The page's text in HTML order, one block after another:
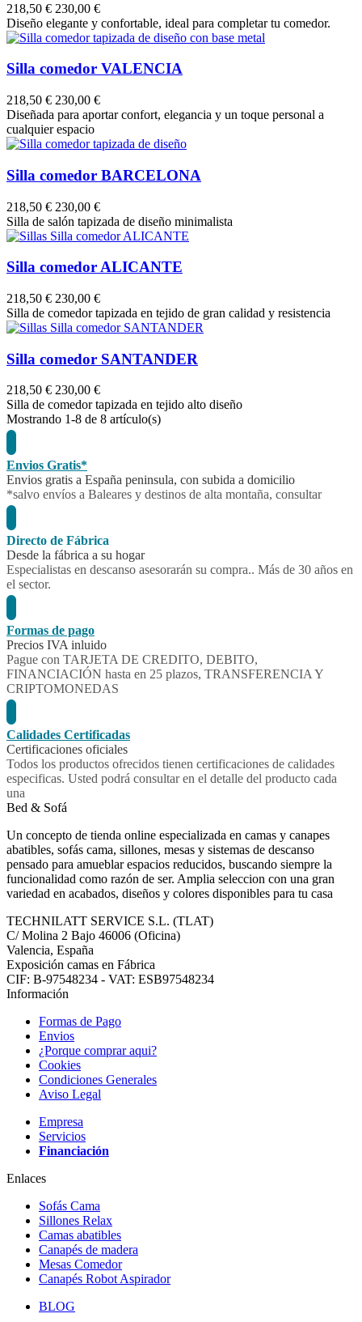
218,50 € 230,00 €
Diseño elegante y confortable, ideal para completar tu comedor.
Silla comedor VALENCIA
218,50 € 230,00 €
Diseñada para aportar confort, elegancia y un toque personal a
cualquier espacio
Silla comedor BARCELONA
218,50 € 230,00 €
Silla de salón tapizada de diseño minimalista
Silla comedor ALICANTE
218,50 € 230,00 €
Silla de comedor tapizada en tejido de gran calidad y resistencia
Silla comedor SANTANDER
218,50 € 230,00 €
Silla de comedor tapizada en tejido alto diseño
Mostrando 1-8 de 8 artículo(s)
Envios Gratis*
Envios gratis a España peninsula, con subida a domicilio
*salvo envíos a Baleares y destinos de alta montaña, consultar
Directo de Fábrica
Desde la fábrica a su hogar
Especialistas en descanso asesorarán su compra.. Más de 30 años en
el sector.
Formas de pago
Precios IVA inluido
Pague con TARJETA DE CREDITO, DEBITO,
FINANCIACIÓN hasta en 25 plazos, TRANSFERENCIA Y
CRIPTOMONEDAS
Calidades Certificadas
Certificaciones oficiales
Todos los productos ofrecidos tienen certificaciones de calidades
especificas. Usted podrá consultar en el detalle del producto cada
una
Bed & Sofá
Un concepto de tienda online especializada en camas y canapes
abatibles, sofás cama, sillones, mesas y sistemas de descanso
pensado para amueblar espacios reducidos, buscando siempre la
funcionalidad como razón de ser. Amplia seleccion con una gran
variedad en acabados, diseños y colores disponibles para tu casa
TECHNILATT SERVICE S.L. (TLAT)
C/ Molina 2 Bajo 46006 (Oficina)
Valencia, España
Exposición camas en Fábrica
CIF: B-97548234 - VAT: ESB97548234
Información
Formas de Pago
Envios
¿Porque comprar aqui?
Cookies
Condiciones Generales
Aviso Legal
Empresa
Servicios
Financiación
Enlaces
Sofás Cama
Sillones Relax
Camas abatibles
Canapés de madera
Mesas Comedor
Canapés Robot Aspirador
BLOG